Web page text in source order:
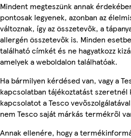
Mindent megteszünk annak
pontosak legyenek, azonban az
változnak, így az összetevők, a
allergén összetevők is. Minden
található címkét és ne hagyatkozz
amelyek a weboldalon találhatóak.
Ha bármilyen kérdésed van, vagy a
kapcsolatban tájékoztatást szeretnél
kapcsolatot a Tesco
nem Tesco saját márkás termékről
Annak ellenére, hogy a